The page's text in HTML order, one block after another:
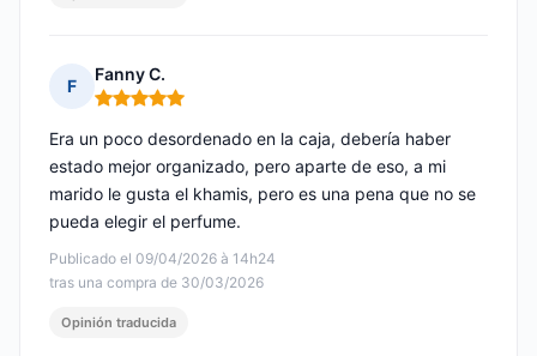
F
Fanny C.
Nota: 5 de 5
Publicado el 09/04/2026 à 14h24
tras una compra de 30/03/2026
Era un poco desordenado en la caja, debería haber
estado mejor organizado, pero aparte de eso, a mi
marido le gusta el khamis, pero es una pena que no se
pueda elegir el perfume.
Opinión traducida